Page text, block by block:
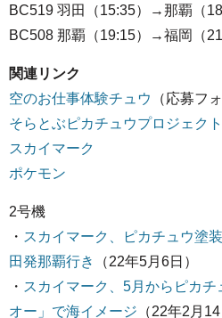
BC519 羽田（15:35）→那覇（
BC508 那覇（19:15）→福岡（
関連リンク
空のお仕事体験チュウ
（応募フ
そらとぶピカチュウプロジェクト
スカイマーク
ポケモン
2号機
・ スカイマーク、ピカチュウ塗
田発那覇行き
（22年5月6日）
・ スカイマーク、5月からピカ
オー」で海イメージ （22年2月14